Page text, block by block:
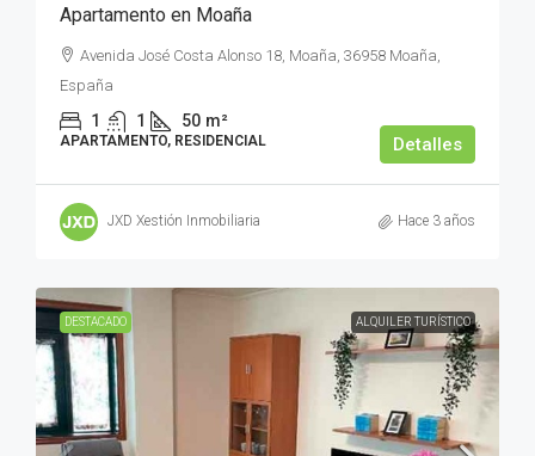
Apartamento en Moaña
Avenida José Costa Alonso 18, Moaña, 36958 Moaña,
España
1 1 50 m²
APARTAMENTO, RESIDENCIAL Detalles
JXD Xestión Inmobiliaria Hace 3 años
DESTACADO ALQUILER TURÍSTICO